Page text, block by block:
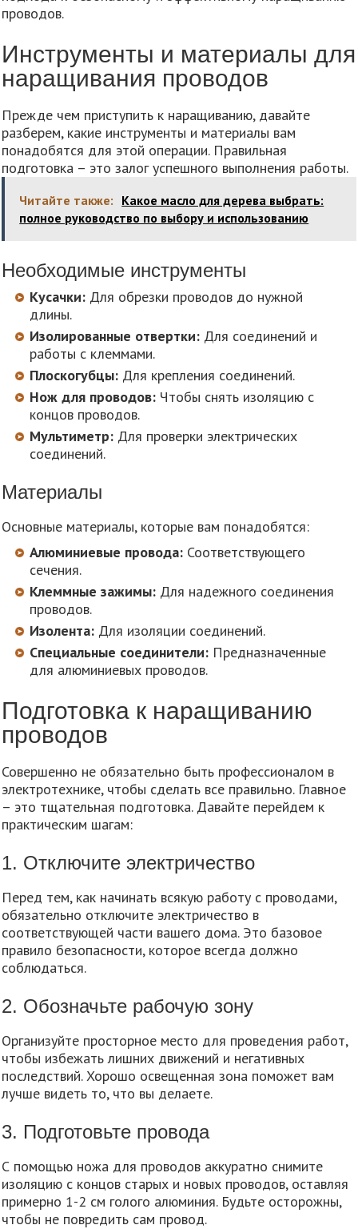
проводов.
Инструменты и материалы для
наращивания проводов
Прежде чем приступить к наращиванию, давайте
разберем, какие инструменты и материалы вам
понадобятся для этой операции. Правильная
подготовка – это залог успешного выполнения работы.
Читайте также: Какое масло для дерева выбрать:
полное руководство по выбору и использованию
Необходимые инструменты
Кусачки: Для обрезки проводов до нужной
длины.
Изолированные отвертки: Для соединений и
работы с клеммами.
Плоскогубцы: Для крепления соединений.
Нож для проводов: Чтобы снять изоляцию с
концов проводов.
Мультиметр: Для проверки электрических
соединений.
Материалы
Основные материалы, которые вам понадобятся:
Алюминиевые провода: Соответствующего
сечения.
Клеммные зажимы: Для надежного соединения
проводов.
Изолента: Для изоляции соединений.
Специальные соединители: Предназначенные
для алюминиевых проводов.
Подготовка к наращиванию
проводов
Совершенно не обязательно быть профессионалом в
электротехнике, чтобы сделать все правильно. Главное
– это тщательная подготовка. Давайте перейдем к
практическим шагам:
1. Отключите электричество
Перед тем, как начинать всякую работу с проводами,
обязательно отключите электричество в
соответствующей части вашего дома. Это базовое
правило безопасности, которое всегда должно
соблюдаться.
2. Обозначьте рабочую зону
Организуйте просторное место для проведения работ,
чтобы избежать лишних движений и негативных
последствий. Хорошо освещенная зона поможет вам
лучше видеть то, что вы делаете.
3. Подготовьте провода
С помощью ножа для проводов аккуратно снимите
изоляцию с концов старых и новых проводов, оставляя
примерно 1-2 см голого алюминия. Будьте осторожны,
чтобы не повредить сам провод.